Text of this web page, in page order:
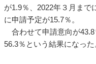
が1.9％、2022年３月まで
に申請予定が15.7％。
合わせて申請意向が
56.3％という結果になった